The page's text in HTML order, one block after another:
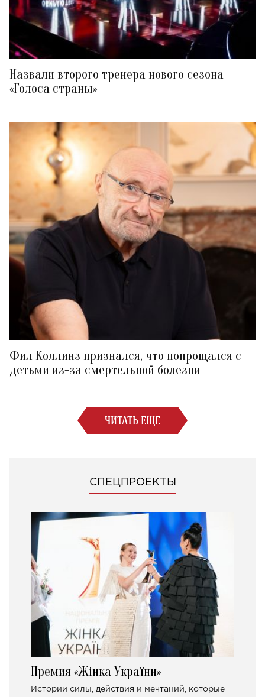
Назвали второго тренера нового сезона
«Голоса страны»
Фил Коллинз признался, что попрощался с
детьми из-за смертельной болезни
ЧИТАТЬ ЕЩЕ
СПЕЦПРОЕКТЫ
Премия «Жінка України»
Истории силы, действия и мечтаний, которые